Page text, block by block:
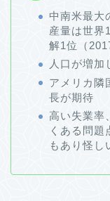
中南米最大
産量は世界
解1位（
人口が増加
アメリカ隣
長が期待
高い失業率
くある問
もあり怪し